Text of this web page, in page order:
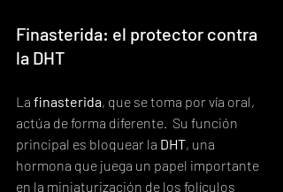
Finasterida: el protector contra
la DHT
La finasterida, que se toma por vía oral,
actúa de forma diferente.  Su función
principal es bloquear la DHT, una
hormona que juega un papel importante
en la miniaturización de los folículos